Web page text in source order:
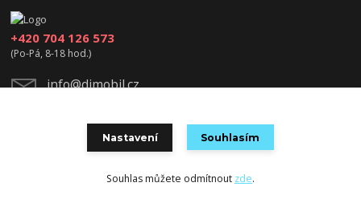
+420 704 126 573
(Po-Pá, 8-18 hod.)
info@djmobil.cz
Vytvořeno na Eshop-rychle.cz
Nastavení Souhlasím
Souhlas můžete odmítnout zde.